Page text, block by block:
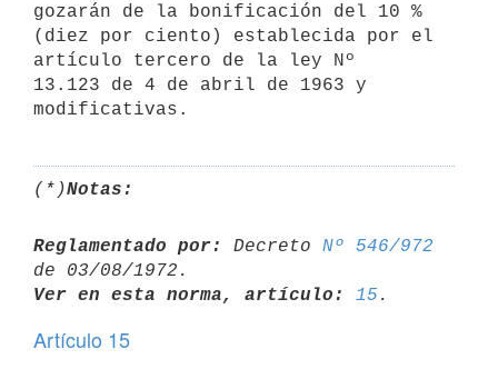
gozarán de la bonificación del 10 %
(diez por ciento) establecida por el
artículo tercero de la ley Nº
13.123 de 4 de abril de 1963 y
(*)Notas:
Reglamentado por: Decreto Nº 546/972
Ver en esta norma, artículo:
15
Artículo 15